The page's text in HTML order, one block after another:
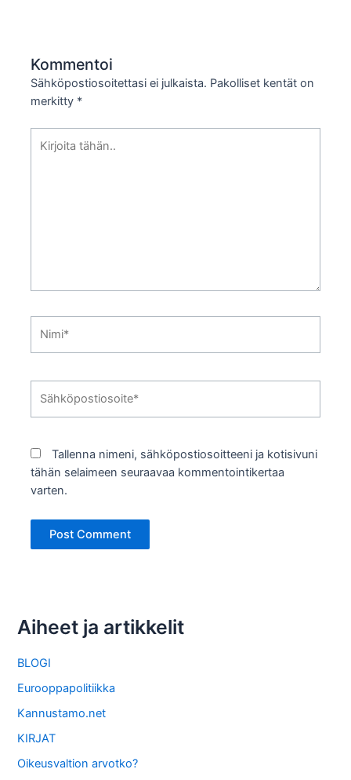
Kommentoi
Sähköpostiosoitettasi ei julkaista. Pakolliset kentät on
merkitty *
tähän..
Tallenna nimeni, sähköpostiosoitteeni ja kotisivuni
tähän selaimeen seuraavaa kommentointikertaa
varten.
Aiheet ja artikkelit
BLOGI
Eurooppapolitiikka
Kannustamo.net
KIRJAT
Oikeusvaltion arvotko?